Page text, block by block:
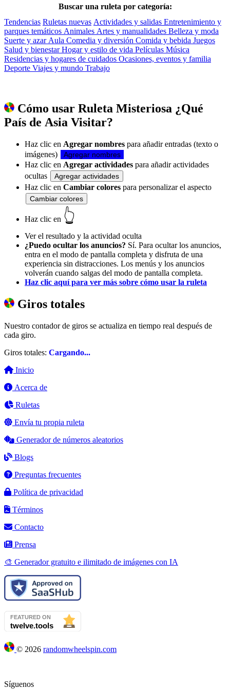
Buscar una ruleta por categoría:
Tendencias Ruletas nuevas Actividades y salidas Entretenimiento y
parques temáticos Animales Artes y manualidades Belleza y moda
Suerte y azar Aula Comedia y diversión Comida y bebida Juegos
Salud y bienestarHogar y estilo de vida Películas Música
Residencias y hogares de cuidados Ocasiones, eventos y familia
Deporte Viajes y mundo Trabajo
País de Asia Visitar?
Haz clic en Agregar nombres
imágenes)
Agregar nombres
Haz clic en Agregar actividades
ocultas
Agregar actividades
Haz clic en Cambiar colores para personalizar el aspecto
Cambiar colores
Haz clic en 👆
Ver el resultado y la actividad oculta
¿Puedo ocultar los anuncios? Sí. Para ocultar los anuncios,
entra en el modo de pantalla completa y disfruta de una
experiencia sin distracciones. Los menús y los anuncios
volverán cuando salgas del modo de pantalla completa.
Haz clic aquí para ver más sobre cómo usar la ruleta
Giros totales
Nuestro contador de giros se actualiza en tiempo real después de
cada giro.
Giros totales: Cargando...
Inicio
Acerca de
Ruletas
Envía tu propia ruleta
Generador de números aleatorios
Blogs
Preguntas frecuentes
Política de privacidad
Términos
Contacto
Prensa
🎨 Generador gratuito e ilimitado de imágenes con IA
© 2026 randomwheelspin.com
Síguenos